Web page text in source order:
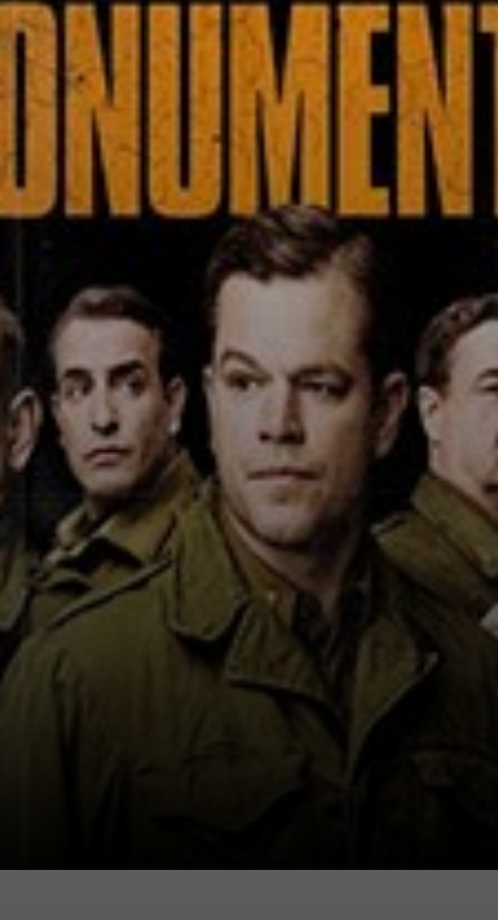
Con un reparto
estelar,
incluyendo a
George Clooney,
Matt Damon, Bill
Murray y Cate
Blanchett,
'Cazadores de
Obras Maestras'
es una
y emocional